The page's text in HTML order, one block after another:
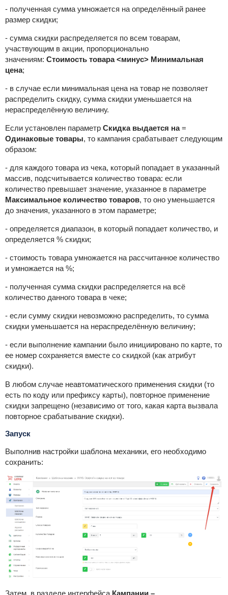
- полученная сумма умножается на определённый ранее
размер скидки;
- сумма скидки распределяется по всем товарам,
участвующим в акции, пропорционально
значениям: Стоимость товара <минус> Минимальная
цена;
- в случае если минимальная цена на товар не позволяет
распределить скидку, сумма скидки уменьшается на
нераспределённую величину.
Если установлен параметр Скидка выдается на=
Одинаковые товары, то кампания срабатывает следующим
образом:
- для каждого товара из чека, который попадает в указанный
массив, подсчитывается количество товара: если
количество превышает значение, указанное в параметре
Максимальное количество товаров, то оно уменьшается
до значения, указанного в этом параметре;
- определяется диапазон, в который попадает количество, и
определяется % скидки;
- стоимость товара умножается на рассчитанное количество
и умножается на %;
- полученная сумма скидки распределяется на всё
количество данного товара в чеке;
- если сумму скидки невозможно распределить, то сумма
скидки уменьшается на нераспределённую величину;
- если выполнение кампании было инициировано по карте, то
ее номер сохраняется вместе со скидкой (как атрибут
скидки).
В любом случае неавтоматического применения скидки (то
есть по коду или префиксу карты), повторное применение
скидки запрещено (независимо от того, какая карта вызвала
повторное срабатывание скидки).
Запуск
Выполнив настройки шаблона механики, его необходимо
сохранить: